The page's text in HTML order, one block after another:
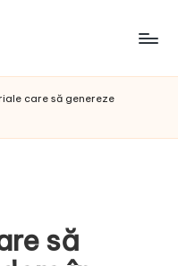
care să genereze
să